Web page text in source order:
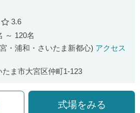
口コミ評価
3.6
～ 120名
・浦和・さいたま新都心) アクセス
たま市大宮区仲町1-123
式場をみる